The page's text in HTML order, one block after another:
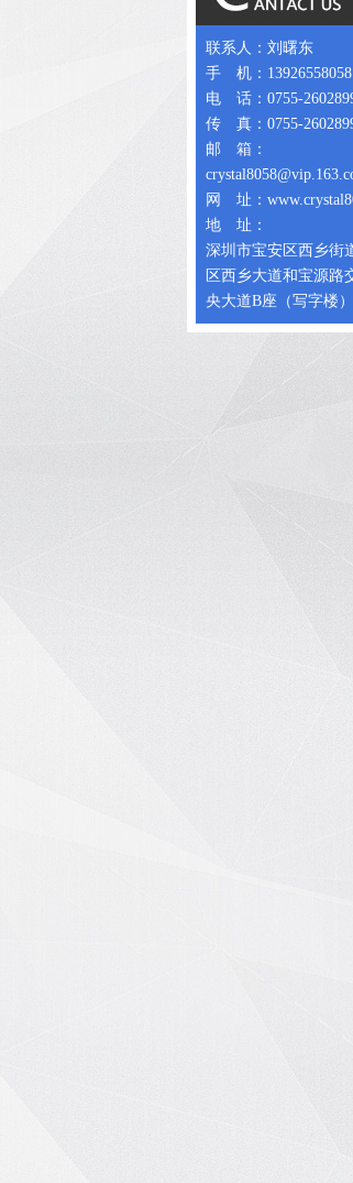
联系人：刘曙东
手 机：13926558058
电 话：0755-
传 真：0755-
邮 箱：
网 址：
地 址：
深圳市宝安区西乡街
区西乡大道和宝源路
央大道B座（写字楼